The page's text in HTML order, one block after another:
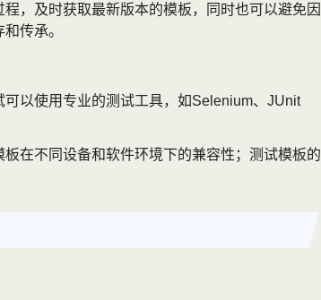
，及时获取最新版本的模板，同时也可以避免因
传承。
以使用专业的测试工具，如Selenium、JUnit
在不同设备和软件环境下的兼容性；测试模板的